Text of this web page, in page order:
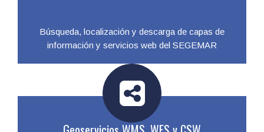
Búsqueda, localización y descarga de capas de
información y servicios web del SEGEMAR